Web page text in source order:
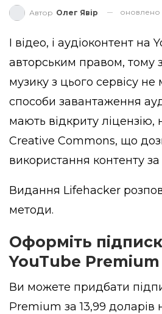
Автор Олег Явір оновлено
І відео, і аудіоконтент на
авторським правом, тому
музику з цього сервісу
способи завантаження
мають відкриту ліцензію,
Creative Commons, що
використання контенту
Видання Lifehacker
методи.
Оформіть
YouTube Premium
Ви можете придбати
Premium за 13,99 доларів